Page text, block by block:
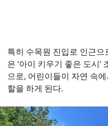
특히 수목원 진입로 인근
은 ‘아이 키우기 좋은 도시
으로, 어린이들이 자연 속
할을 하게 된다.